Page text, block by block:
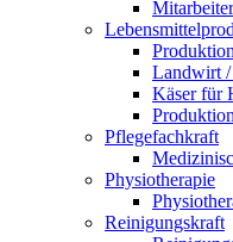
Landwirt /
Käser für
Pflegefachkraft
Physiotherapie
Reinigungskraft